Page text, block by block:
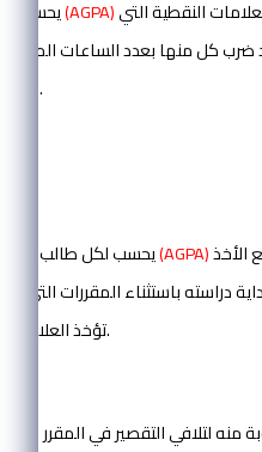
يحسب المعدل الفصلي(AGPA)
كل منها بعدد الساعات
الطالب خلال الفصل.
يحسب لكل طالب معدل تراكمي كلي(AGPA)
دراسته باستثناء المقررات التي
تؤخذ العلامة الأعلى بالحسبان.
منه لتلافي التقصير في المقرر سبب